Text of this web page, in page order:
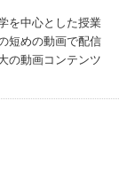
を中心とした授業
短めの動画で配信
の動画コンテンツ